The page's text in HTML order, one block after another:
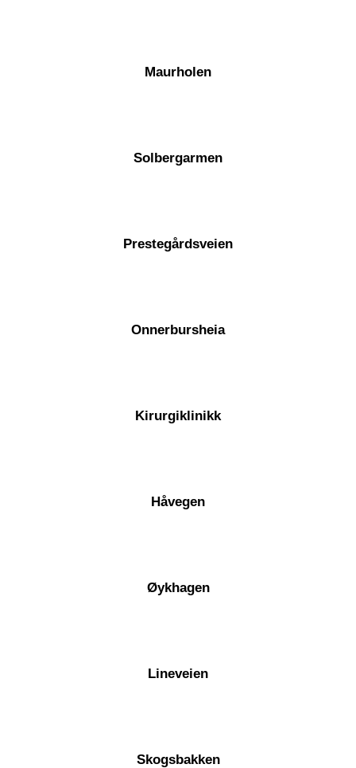
Maurholen
Solbergarmen
Prestegårdsveien
Onnerbursheia
Kirurgiklinikk
Håvegen
Øykhagen
Lineveien
Skogsbakken